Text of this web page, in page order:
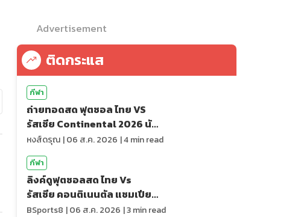
Advertisement
ติดกระแส
กีฬา
ถ่ายทอดสด ฟุตซอล ไทย VS
รัสเซีย Continental 2026 นัด
สุดท้าย
หงส์ดรุณ |06 ส.ค. 2026 |4min read
กีฬา
ลิงค์ดูฟุตซอลสด ไทย Vs
รัสเซีย คอนติเนนตัล แชมเปียน
ชิพ 2026
BSports8 |06 ส.ค. 2026 |3min read